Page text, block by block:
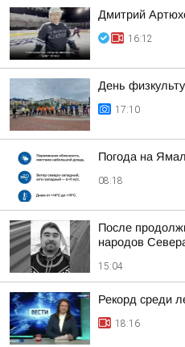
Дмитрий
16:12
День
17:10
Погода на
08:18
После
народов
15:04
Рекорд среди
18:16